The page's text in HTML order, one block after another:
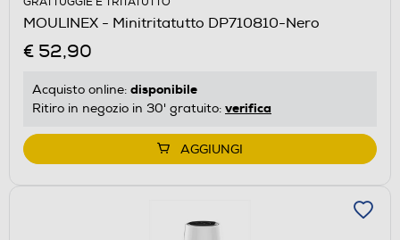
MOULINEX - Minitritatutto DP710810-Nero
€ 52,90
Acquisto online: disponibile
Ritiro in negozio in 30' gratuito: verifica
AGGIUNGI